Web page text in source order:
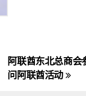
阿联酋东北总商会
问阿联酋活动